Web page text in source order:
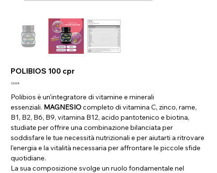
POLIBIOS 100 cpr
Prezzo
23,00 €
Polibios è un'integratore di vitamine e minerali
essenziali. MAGNESIOcompleto di vitamina C, zinco, rame,
B1, B2, B6, B9, vitamina B12, acido pantotenico e biotina,
studiate per offrire una combinazione bilanciata per
soddisfare le tue necessità nutrizionali e per aiutarti a ritrovare
l'energia e la vitalità necessaria per affrontare le piccole sfide
quotidiane.
La sua composizione svolge un ruolo fondamentale nel